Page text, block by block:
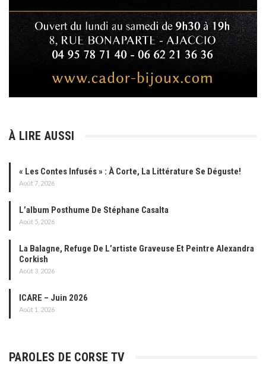
À LIRE AUSSI
« Les Contes Infusés » : À Corte, La Littérature Se Déguste!
Août 7, 2026
L’album Posthume De Stéphane Casalta
Août 5, 2026
La Balagne, Refuge De L’artiste Graveuse Et Peintre Alexandra
Corkish
Août 3, 2026
ICARE – Juin 2026
Août 1, 2026
PAROLES DE CORSE TV